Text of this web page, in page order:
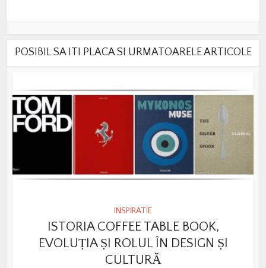
POSIBIL SA ITI PLACA SI URMATOARELE ARTICOLE
INSPIRATIE
ISTORIA COFFEE TABLE BOOK,
EVOLUȚIA ȘI ROLUL ÎN DESIGN ȘI
CULTURĂ